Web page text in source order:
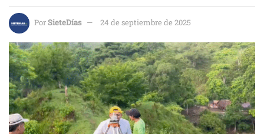
PorSieteDías 24 de septiembre de 2025